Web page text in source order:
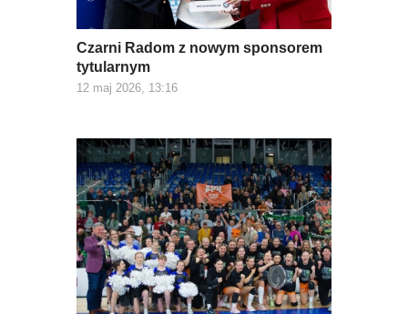
Czarni Radom z nowym sponsorem
tytularnym
12 maj 2026, 13:16